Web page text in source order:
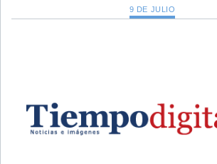
9 DE JULIO